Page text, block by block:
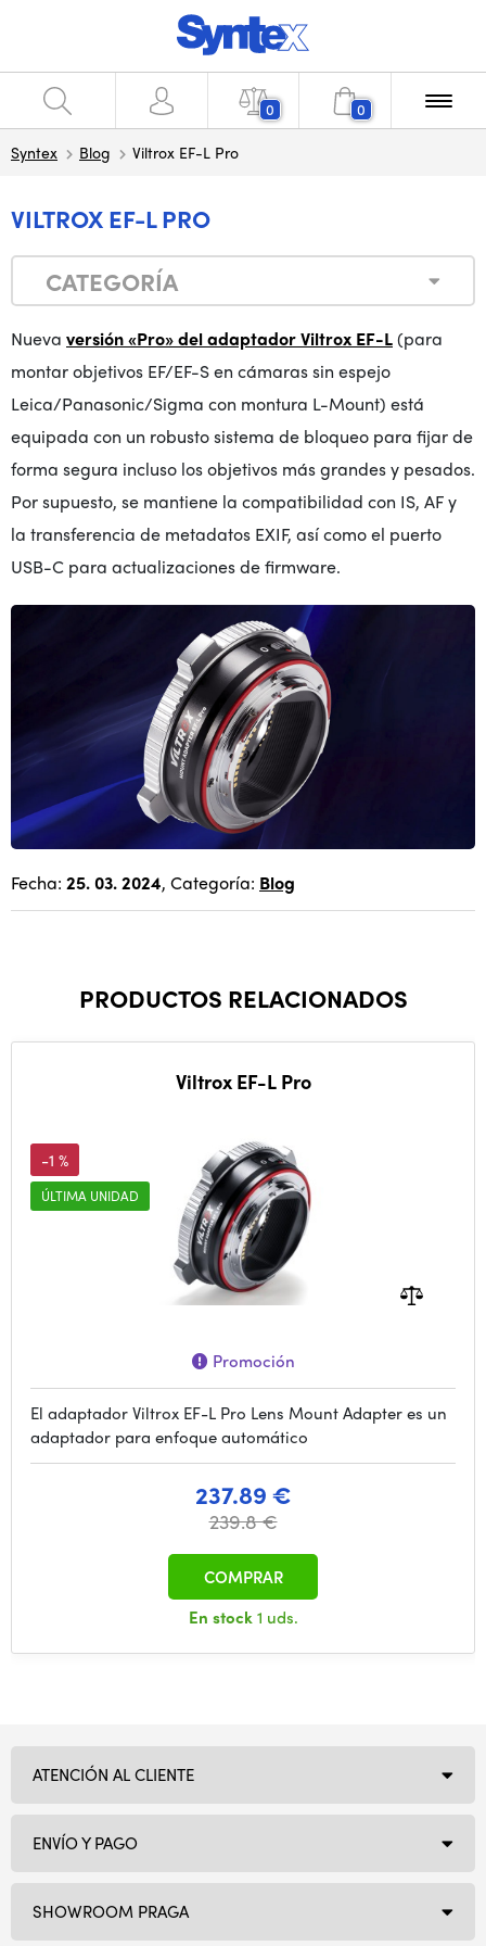
0 0
Syntex Blog Viltrox EF-L Pro
VILTROX EF-L PRO
CATEGORÍA
Nueva versión «Pro» del adaptador Viltrox EF-L(para
montar objetivos EF/EF-S en cámaras sin espejo
Leica/Panasonic/Sigma con montura L-Mount) está
equipada con un robusto sistema de bloqueo para fijar de
forma segura incluso los objetivos más grandes y pesados.
Por supuesto, se mantiene la compatibilidad con IS, AF y
la transferencia de metadatos EXIF, así como el puerto
USB-C para actualizaciones de firmware.
Fecha: 25. 03. 2024, Categoría: Blog
PRODUCTOS RELACIONADOS
Viltrox EF-L Pro
-1 %
ÚLTIMA UNIDAD
Promoción
El adaptador Viltrox EF-L Pro Lens Mount Adapter es un
adaptador para enfoque automático
237.89 €
239.8 €
En stock1 uds.
COMPRAR
SHOWROOM PRAGA
ATENCIÓN AL CLIENTE
ENVÍO Y PAGO